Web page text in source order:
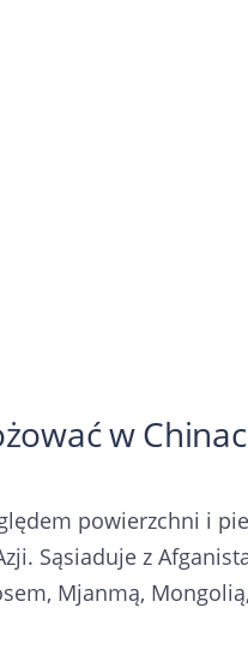
w
powierzchni i
Sąsiaduje z
Mjanmą,